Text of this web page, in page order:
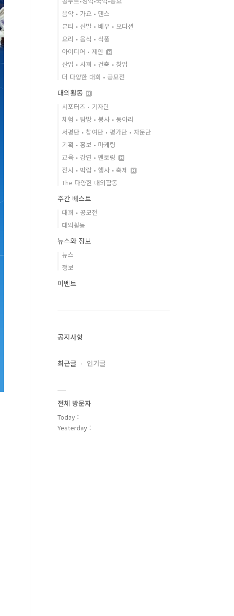
음악 • 가요 • 댄스
뷰티 • 선발 • 배우 • 오디션
요리 • 음식 • 식품
아이디어 • 제안
산업 • 사회 • 건축 • 창업
더 다양한 대회 • 공모전
대외활동
서포터즈 • 기자단
체험 • 탐방 • 봉사 • 동아리
서평단 • 참여단 • 평가단 • 자문단
기획 • 홍보 • 마케팅
교육 • 강연 • 멘토링
전시 • 박람 • 행사 • 축제
The 다양한 대외활동
주간 베스트
대회 • 공모전
대외활동
뉴스와 정보
뉴스
정보
이벤트
공지사항
최근글 인기글
전체 방문자
Today :
Yesterday :